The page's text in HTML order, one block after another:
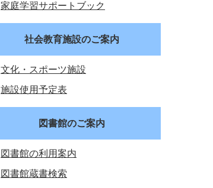
家庭学習サポートブック
社会教育施設のご案内
文化・スポーツ施設
施設使用予定表
図書館のご案内
図書館の利用案内
図書館蔵書検索